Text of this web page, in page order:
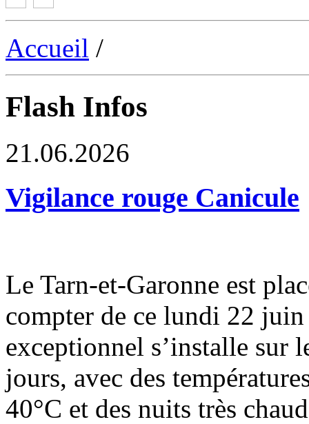
Accueil /
Flash Infos
21.06.2026
Vigilance rouge Canicule
Le Tarn-et-Garonne est
compter de ce lundi 22
exceptionnel s’installe sur
jours, avec des
40°C et des nuits très